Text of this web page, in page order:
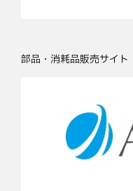
部品・消耗品販売サイト